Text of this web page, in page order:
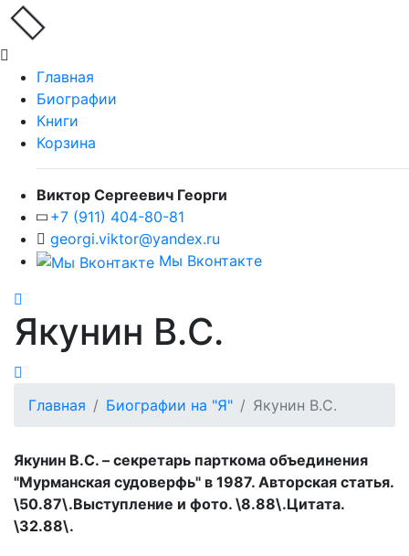
Главная
Биографии
Книги
Корзина
Виктор Сергеевич Георги
+7 (911) 404-80-81
georgi.viktor@yandex.ru
Мы Вконтакте
Якунин В.С.
Главная Биографии на "Я" Якунин В.С.
Якунин В.С. – секретарь парткома объединения
"Мурманская судоверфь" в 1987. Авторская статья.
\50.87\.Выступление и фото. \8.88\.Цитата.
\32.88\.